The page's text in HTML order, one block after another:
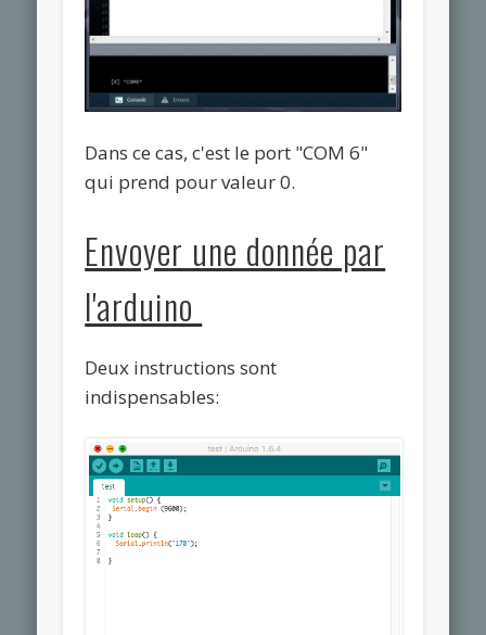
Dans ce cas, c'est le port "COM 6"
qui prend pour valeur 0.
Envoyer une donnée par
l'arduino
Deux instructions sont
indispensables: